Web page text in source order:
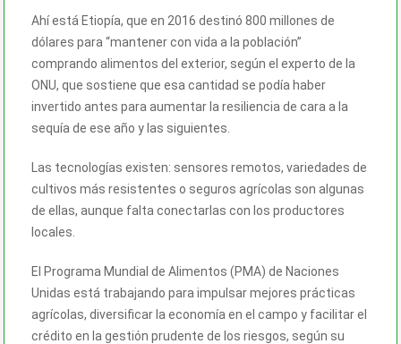
Ahí está Etiopía, que en 2016 destinó 800 millones de
dólares para “mantener con vida a la población”
comprando alimentos del exterior, según el experto de la
ONU, que sostiene que esa cantidad se podía haber
invertido antes para aumentar la resiliencia de cara a la
sequía de ese año y las siguientes.
Las tecnologías existen: sensores remotos, variedades de
cultivos más resistentes o seguros agrícolas son algunas
de ellas, aunque falta conectarlas con los productores
locales.
El Programa Mundial de Alimentos (PMA) de Naciones
Unidas está trabajando para impulsar mejores prácticas
agrícolas, diversificar la economía en el campo y facilitar el
crédito en la gestión prudente de los riesgos, según su